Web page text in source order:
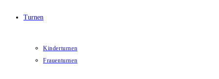
Turnen
Kinderturnen
Frauenturnen